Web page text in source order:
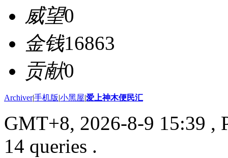
威望0
金钱16863
贡献0
Archiver|手机版|小黑屋|爱上神木便民汇
GMT+8, 2026-8-9 15:39 ,
14 queries .